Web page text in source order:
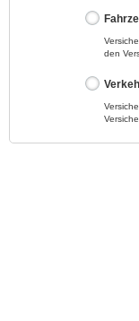
den